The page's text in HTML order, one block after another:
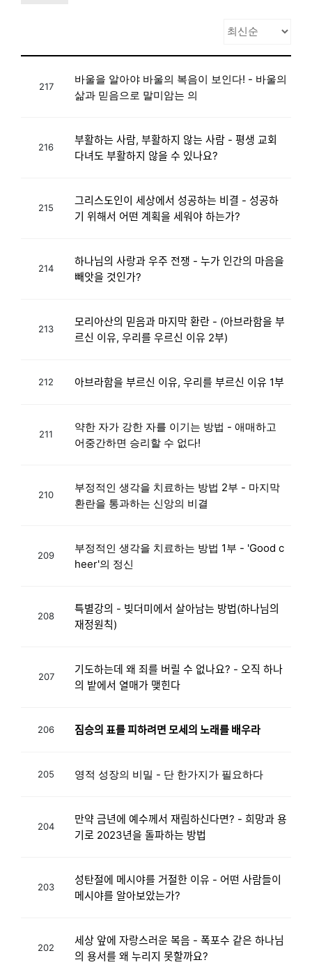
217
바울을 알아야 바울의 복음이 보인다! - 바울의
삶과 믿음으로 말미암는 의
216
부활하는 사람, 부활하지 않는 사람 - 평생 교회
다녀도 부활하지 않을 수 있나요?
215
그리스도인이 세상에서 성공하는 비결 - 성공하
기 위해서 어떤 계획을 세워야 하는가?
214
하나님의 사랑과 우주 전쟁 - 누가 인간의 마음을
빼앗을 것인가?
213
모리아산의 믿음과 마지막 환란 - (아브라함을 부
르신 이유, 우리를 우르신 이유 2부)
212 아브라함을 부르신 이유, 우리를 부르신 이유 1부
211
약한 자가 강한 자를 이기는 방법 - 애매하고
어중간하면 승리할 수 없다!
210
부정적인 생각을 치료하는 방법 2부 - 마지막
환란을 통과하는 신앙의 비결
209
부정적인 생각을 치료하는 방법 1부 - 'Good c
heer'의 정신
208
특별강의 - 빚더미에서 살아남는 방법(하나님의
재정원칙)
207
기도하는데 왜 죄를 버릴 수 없나요? - 오직 하나
의 밭에서 열매가 맺힌다
206 짐승의 표를 피하려면 모세의 노래를 배우라
205 영적 성장의 비밀 - 단 한가지가 필요하다
204
만약 금년에 예수께서 재림하신다면? - 희망과 용
기로 2023년을 돌파하는 방법
203
성탄절에 메시야를 거절한 이유 - 어떤 사람들이
메시야를 알아보았는가?
202
세상 앞에 자랑스러운 복음 - 폭포수 같은 하나님
의 용서를 왜 누리지 못할까요?